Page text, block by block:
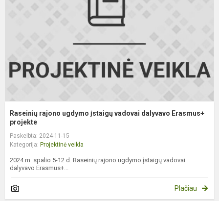
Raseinių rajono ugdymo įstaigų vadovai dalyvavo Erasmus+
projekte
Paskelbta: 2024-11-15
Kategorija: Projektinė veikla
2024 m. spalio 5-12 d. Raseinių rajono ugdymo įstaigų vadovai
dalyvavo Erasmus+...
Plačiau